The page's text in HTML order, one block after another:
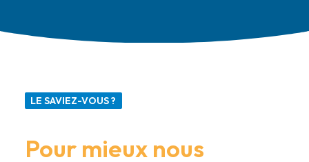
LE SAVIEZ-VOUS ?
Pour mieux nous